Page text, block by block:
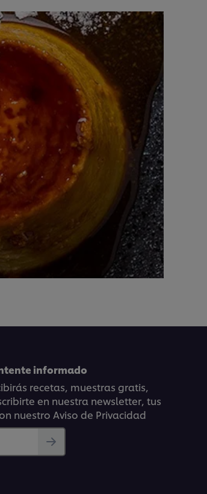
informado
recetas, muestras gratis,
en nuestra newsletter, tus
nuestro Aviso de Privacidad